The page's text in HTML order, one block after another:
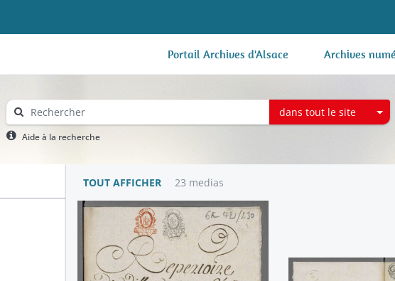
Portail Archives d'Alsace Archives
dans tout le site
Aide à la recherche
TOUT AFFICHER 23 medias